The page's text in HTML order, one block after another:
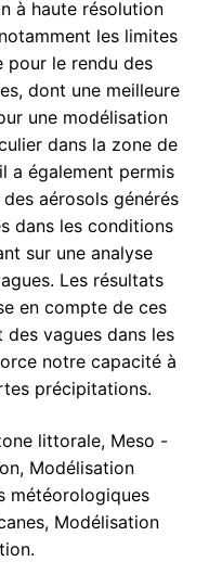
à haute résolution
les limites
pour le rendu des
dont une meilleure
une modélisation
dans la zone de
a également permis
aérosols générés
dans les conditions
sur une analyse
Les résultats
en compte de ces
vagues dans les
notre capacité à
précipitations.
littorale, Meso -
Modélisation
météorologiques
Modélisation